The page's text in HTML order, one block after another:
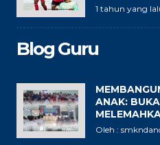
1 tahun yang
Blog Guru
ANAK:
Oleh :